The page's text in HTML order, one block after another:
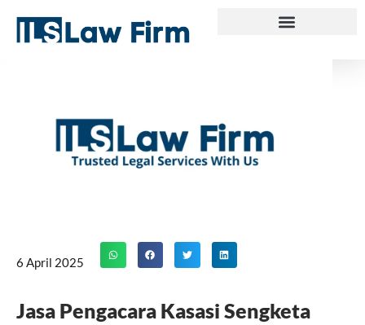
content
6 April 2025
Jasa Pengacara Kasasi Sengketa